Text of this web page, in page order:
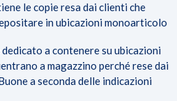
le copie resa dai clienti che
in ubicazioni monoarticolo
dedicato a contenere su ubicazioni
a magazzino perché rese dai
a seconda delle indicazioni